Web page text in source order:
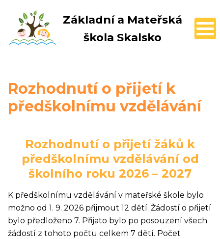
Základní a Mateřská
škola Skalsko
Rozhodnutí o přijetí k
předškolnímu vzdělávání
Rozhodnutí o přijetí žáků k
předškolnímu vzdělávání od
školního roku 2026 – 2027
K předškolnímu vzdělávání v mateřské škole bylo
možno od 1. 9. 2026 přijmout 12 dětí. Žádostí o přijetí
bylo předloženo 7. Přijato bylo po posouzení všech
žádostí z tohoto počtu celkem 7 dětí. Počet